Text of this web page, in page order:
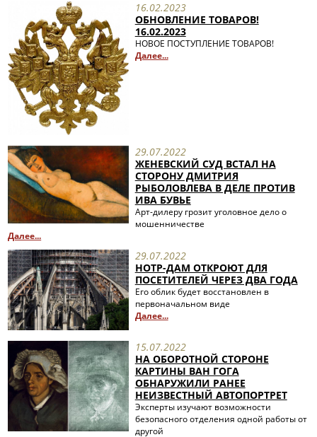
16.02.2023
ОБНОВЛЕНИЕ ТОВАРОВ!
16.02.2023
НОВОЕ ПОСТУПЛЕНИЕ ТОВАРОВ!
Далее...
29.07.2022
ЖЕНЕВСКИЙ СУД ВСТАЛ НА
СТОРОНУ ДМИТРИЯ
РЫБОЛОВЛЕВА В ДЕЛЕ ПРОТИВ
ИВА БУВЬЕ
Арт-дилеру грозит уголовное дело о
мошенничестве
Далее...
29.07.2022
НОТР-ДАМ ОТКРОЮТ ДЛЯ
ПОСЕТИТЕЛЕЙ ЧЕРЕЗ ДВА ГОДА
Его облик будет восстановлен в
первоначальном виде
Далее...
15.07.2022
НА ОБОРОТНОЙ СТОРОНЕ
КАРТИНЫ ВАН ГОГА
ОБНАРУЖИЛИ РАНЕЕ
НЕИЗВЕСТНЫЙ АВТОПОРТРЕТ
Эксперты изучают возможности
безопасного отделения одной работы от
другой